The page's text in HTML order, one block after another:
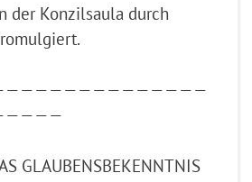
der Konzilsaula durch
GLAUBENSBEKENNTNIS